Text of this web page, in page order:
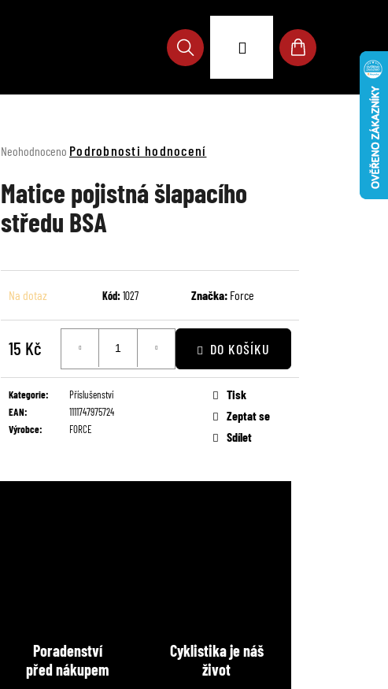
Hledat
Přihlášení
Nákupní
Průměrné
produktu
je
0,0
z
hvězdiček.
Neohodnoceno Podrobnosti hodnocení
Matice pojistná šlapacího
středu BSA
Na dotaz Kód:1027 Značka: Force
15 Kč
cena:
DO KOŠÍKU
Kategorie:
Příslušenství
EAN:
1111747975724
Výrobce: FORCE
Tisk
Zeptat se
Sdílet
Poradenství
před nákupem
Cyklistika je náš
život